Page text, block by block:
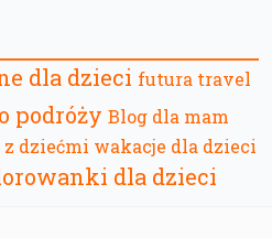
dla dzieci futura travel
podróży Blog dla mam
dziećmi wakacje dla dzieci
dla dzieci